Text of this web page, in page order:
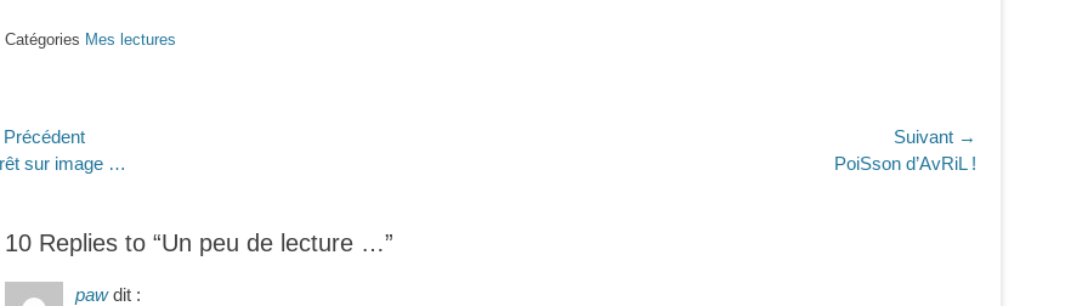
Catégories Mes lectures
sur image …
Suivant →
PoiSson d’AvRiL !
10 Replies to “Un peu de lecture …”
paw dit :